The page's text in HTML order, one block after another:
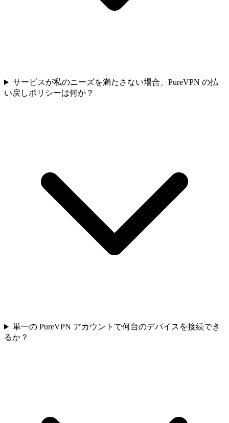
サービスが私のニーズを満たさない場合、PureVPN の払
い戻しポリシーは何か？
単一の PureVPN アカウントで何台のデバイスを接続でき
るか？